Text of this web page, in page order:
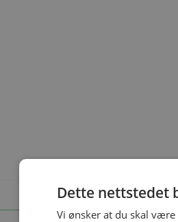
Dette nettstedet
Vi ønsker at du skal